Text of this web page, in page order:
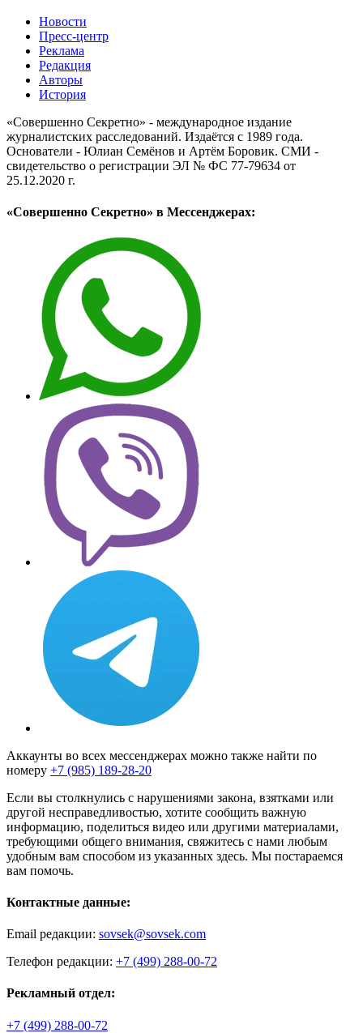
Новости
Пресс-центр
Реклама
Редакция
Авторы
История
«Совершенно Секретно» - международное издание
журналистских расследований. Издаётся с 1989 года.
Основатели - Юлиан Семёнов и Артём Боровик. CМИ -
свидетельство о регистрации ЭЛ № ФС 77-79634 от
25.12.2020 г.
«Совершенно Секретно» в Мессенджерах:
Аккаунты во всех мессенджерах можно также найти по
номеру +7 (985) 189-28-20
Если вы столкнулись с нарушениями закона, взятками или
другой несправедливостью, хотите сообщить важную
информацию, поделиться видео или другими материалами,
требующими общего внимания, свяжитесь с нами любым
удобным вам способом из указанных здесь. Мы постараемся
вам помочь.
Контактные данные:
Email редакции: sovsek@sovsek.com
Телефон редакции: +7 (499) 288-00-72
Рекламный отдел:
+7 (499) 288-00-72